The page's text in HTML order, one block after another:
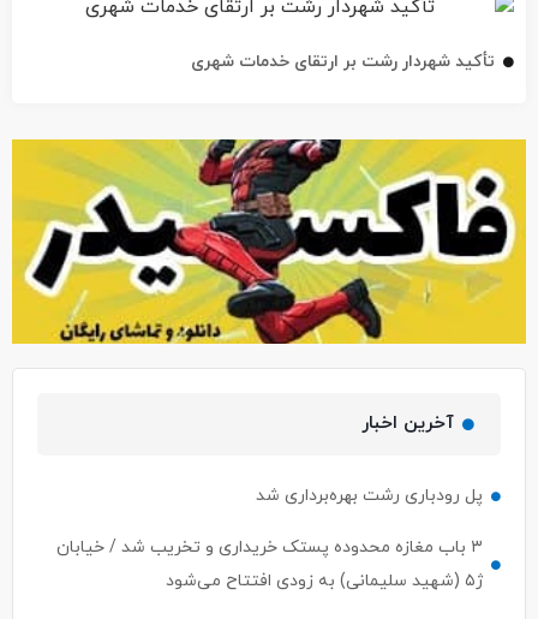
تأکید شهردار رشت بر ارتقای خدمات شهری
آخرین اخبار
پل رودباری رشت بهره‌برداری شد
۳ باب مغازه محدوده پستک خریداری و تخریب شد / خیابان
ژ۵ (شهید سلیمانی) به زودی افتتاح می‌شود